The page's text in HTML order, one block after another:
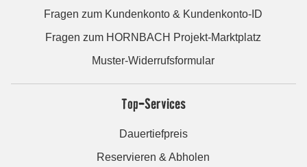
Fragen zum Kundenkonto & Kundenkonto-ID
Fragen zum HORNBACH Projekt-Marktplatz
Muster-Widerrufsformular
Top-Services
Dauertiefpreis
Reservieren & Abholen